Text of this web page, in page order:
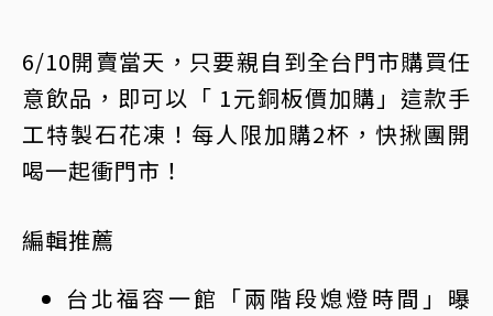
6/10開賣當天，只要親自到全台門市購買任
意飲品，即可以「 1元銅板價加購」這款手
工特製石花凍！每人限加購2杯，快揪團開
喝一起衝門市！
編輯推薦
台北福容一館「兩階段熄燈時間」曝